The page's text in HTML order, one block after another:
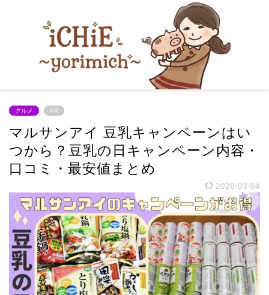
グルメ PR
マルサンアイ 豆乳キャンペーンはい
つから？豆乳の日キャンペーン内容・
口コミ・最安値まとめ
2026-03-04